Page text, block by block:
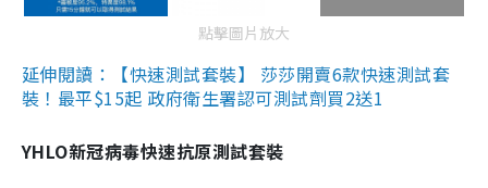
點擊圖片放大
延伸閱讀：【快速測試套裝】 莎莎開賣6款快速測試套
裝！最平$15起 政府衛生署認可測試劑買2送1
YHLO新冠病毒快速抗原測試套裝